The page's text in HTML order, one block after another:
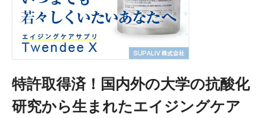
特許取得済！国内外の大学の抗酸化
研究から生まれたエイジングケア